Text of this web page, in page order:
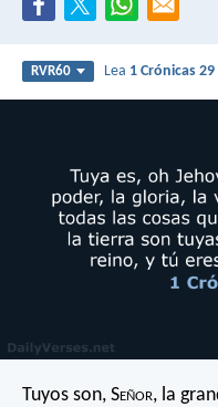
RVR60 Lea 1 Crónicas 29
Tuyos son, Señor, la